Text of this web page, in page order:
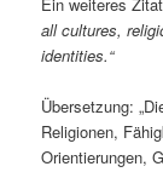
Ein weiteres
all cultures,
identities.“
Übersetzung:
Religionen,
Orientierungen,